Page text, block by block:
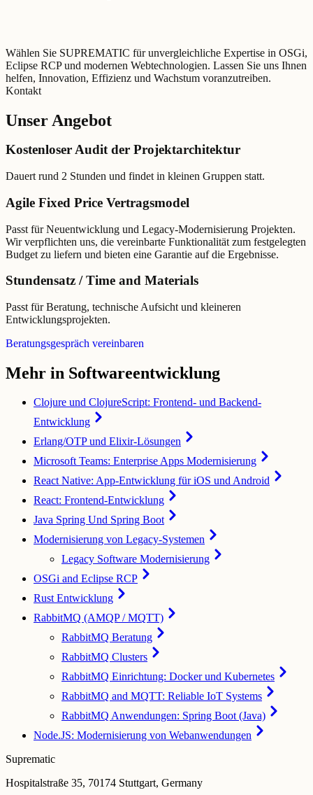
Wählen Sie SUPREMATIC für unvergleichliche Expertise in OSGi,
Eclipse RCP und modernen Webtechnologien. Lassen Sie uns Ihnen
helfen, Innovation, Effizienz und Wachstum voranzutreiben.
Kontakt
Unser Angebot
Kostenloser Audit der Projektarchitektur
Dauert rund 2 Stunden und findet in kleinen Gruppen statt.
Agile Fixed Price Vertragsmodel
Passt für Neuentwicklung und Legacy-Modernisierung Projekten.
Wir verpflichten uns, die vereinbarte Funktionalität zum festgelegten
Budget zu liefern und bieten eine Garantie auf die Ergebnisse.
Stundensatz / Time and Materials
Passt für Beratung, technische Aufsicht und kleineren
Entwicklungsprojekten.
Beratungsgespräch vereinbaren
Mehr in Softwareentwicklung
Clojure und ClojureScript: Frontend- und Backend-
Entwicklung
Erlang/OTP und Elixir-Lösungen
Microsoft Teams: Enterprise Apps Modernisierung
React Native: App-Entwicklung für iOS und Android
React: Frontend-Entwicklung
Java Spring Und Spring Boot
Modernisierung von Legacy-Systemen
Legacy Software Modernisierung
OSGi and Eclipse RCP
Rust Entwicklung
RabbitMQ (AMQP / MQTT)
RabbitMQ Beratung
RabbitMQ Clusters
RabbitMQ Einrichtung: Docker und Kubernetes
RabbitMQ and MQTT: Reliable IoT Systems
RabbitMQ Anwendungen: Spring Boot (Java)
Node.JS: Modernisierung von Webanwendungen
Suprematic
Hospitalstraße 35, 70174 Stuttgart, Germany